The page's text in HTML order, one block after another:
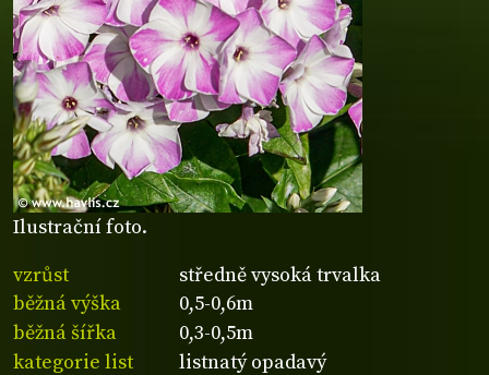
Ilustrační foto.
vzrůst
středně vysoká trvalka
běžná výška
0,5-0,6m
běžná šířka
0,3-0,5m
kategorie list
listnatý opadavý